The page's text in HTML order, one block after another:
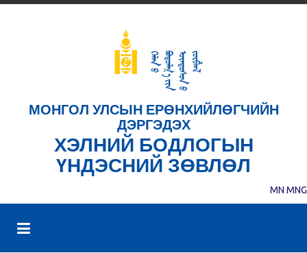
МОНГОЛ УЛСЫН ЕРӨНХИЙЛӨГЧИЙН
ДЭРГЭДЭХ
ХЭЛНИЙ БОДЛОГЫН
ҮНДЭСНИЙ ЗӨВЛӨЛ
MN MNG